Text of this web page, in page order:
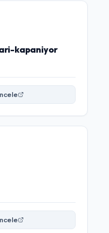
kapaniyor